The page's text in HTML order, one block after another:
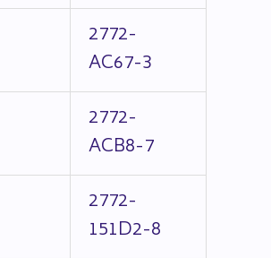
2772-
AC67-3
2772-
ACB8-7
2772-
151D2-8